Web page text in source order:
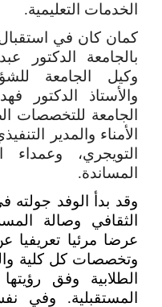
الخدمات التعليمية.
كمان كان في استقبال
بالجامعة
الدكتور
وكيل الجامعة
والأستاذ الدكتور
الجامعة للتخصصات
الأمناء والمدير
التويجري، وعمداء
المساندة.
وقد بدأ الوفد جولته
الثقافي وصالة
عرضا مرئيا تعريفيا
وتخصصات كل كلية
الطلابية وفق
المستقبلية. وفي